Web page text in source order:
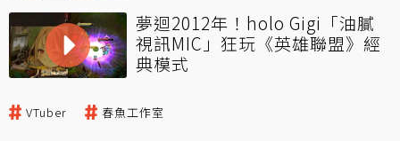
夢迴2012年！holo Gigi「油膩
視訊MIC」狂玩《英雄聯盟》經
典模式
VTuber 春魚工作室